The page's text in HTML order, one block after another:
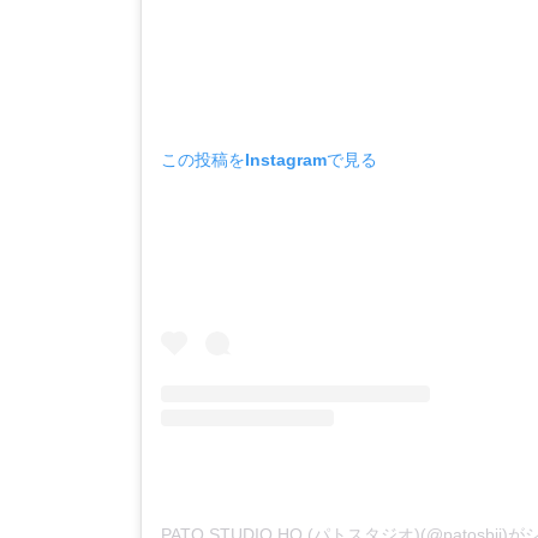
この投稿をInstagramで見る
PATO STUDIO HQ (パトスタジオ)(@patosbjj)が